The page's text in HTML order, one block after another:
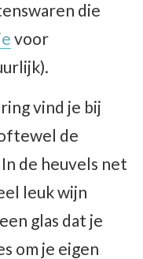
die
voor
vind je bij
de
de heuvels net
leuk wijn
glas dat je
om je eigen